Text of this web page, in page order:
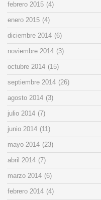
febrero 2015 (4)
enero 2015 (4)
diciembre 2014 (6)
noviembre 2014 (3)
octubre 2014 (15)
septiembre 2014 (26)
agosto 2014 (3)
julio 2014 (7)
junio 2014 (11)
mayo 2014 (23)
abril 2014 (7)
marzo 2014 (6)
febrero 2014 (4)